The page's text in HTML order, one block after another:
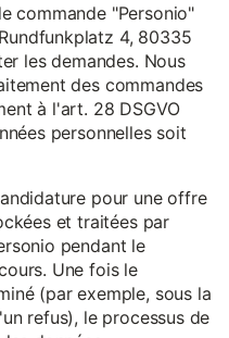
commande "Personio"
4, 80335
les demandes. Nous
des commandes
à l'art. 28 DSGVO
personnelles soit
pour une offre
et traitées par
pendant le
Une fois le
(par exemple, sous la
refus), le processus de